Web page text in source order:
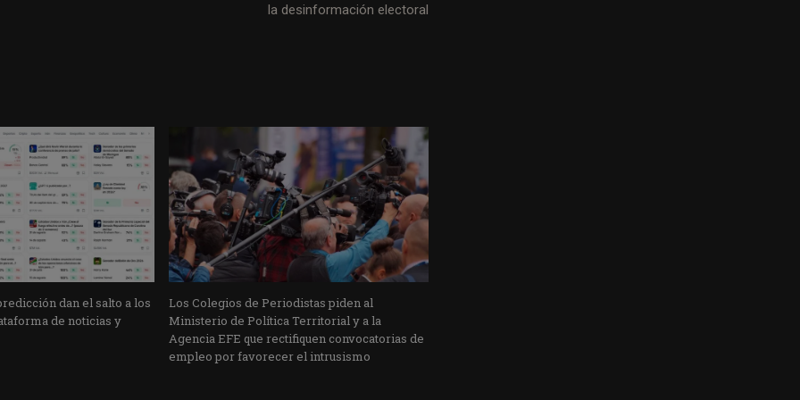
la desinformación electoral
dan el salto a los
de noticias y
Los Colegios de Periodistas piden al
Ministerio de Política Territorial y a la
Agencia EFE que rectifiquen convocatorias de
empleo por favorecer el intrusismo